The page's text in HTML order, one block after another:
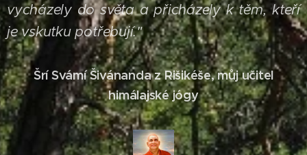
vycházely do světa a přicházely k těm, kteří
je vskutku potřebují."
Šrí Svámí Šivánanda z Rišikéše, můj učitel
himálajské jógy